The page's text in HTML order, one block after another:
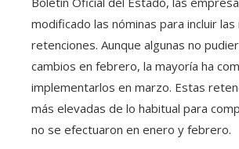
modificado las nóminas para incluir las
retenciones. Aunque algunas no
cambios en febrero, la mayoría ha
implementarlos en marzo. Estas
más elevadas de lo habitual para
no se efectuaron en enero y febrero.